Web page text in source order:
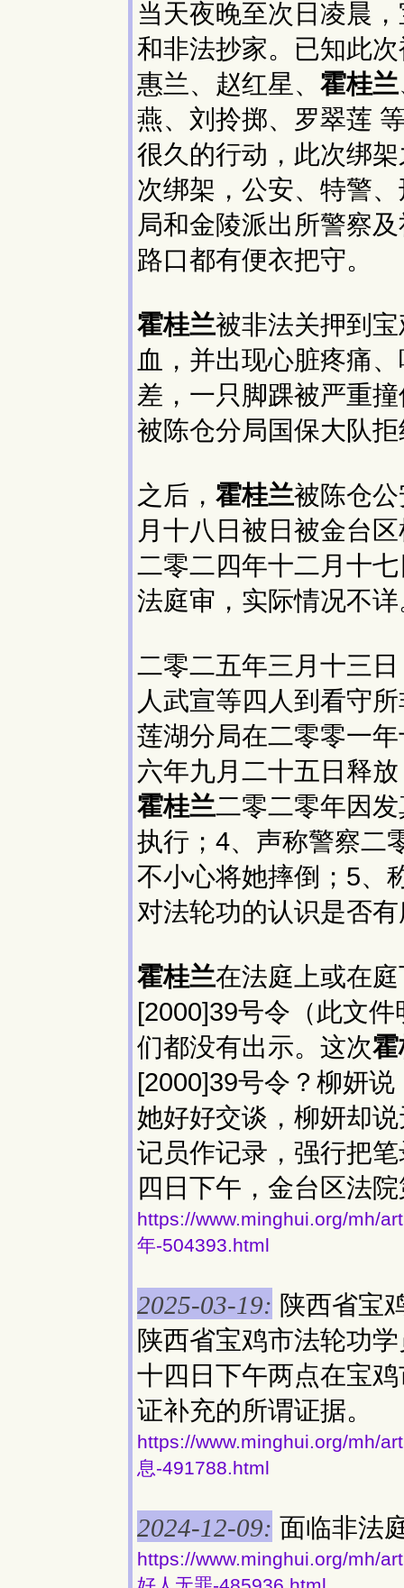
当天夜晚至次日凌晨
和非法抄家。已知此
惠兰、赵红星、 霍桂兰
燕、刘拎掷、罗翠莲
很久的行动，此次绑
次绑架，公安、特警
局和金陵派出所警察
路口都有便衣把守。
霍桂兰被非法关押到
血，并出现心脏疼痛
差，一只脚踝被严重
被陈仓分局国保大队
之后， 霍桂兰被陈仓
月十八日被日被金台
二零二四年十二月十
法庭审，实际情况不
二零二五年三月十三
人武宣等四人到看守
莲湖分局在二零零一
六年九月二十五日释
霍桂兰二零二零年因
执行；4、声称警察二
不小心将她摔倒；5、
对法轮功的认识是否
霍桂兰在法庭上或在
[2000]39号令（此文
们都没有出示。这次
[2000]39号令？柳妍
她好好交谈，柳妍却
记员作记录，强行把
四日下午，金台区法
https://www.minghui.org/mh/
年-504393.html
2025-03-19: 陕西省宝
陕西省宝鸡市法轮功
十四日下午两点在宝
证补充的所谓证据。
https://www.minghui.org/mh/
息-491788.html
2024-12-09: 面临非法
https://www.minghui.org/mh/